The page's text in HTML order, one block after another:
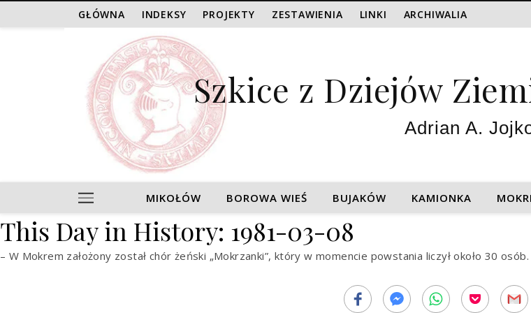
GŁÓWNA INDEKSY PROJEKTY ZESTAWIENIA LINKI ARCHIWALIA
Szkice z Dziejów
Adrian A.
MIKOŁÓW BOROWA WIEŚ BUJAKÓW KAMIONKA
This Day in History: 1981-03-08
– W Mokrem założony został chór żeński „Mokrzanki”, który w momencie powstania liczył około 30 osób.